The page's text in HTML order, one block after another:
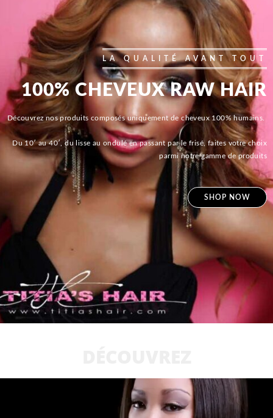
LA QUALITÉ AVANT TOUT
100% CHEVEUX RAW HAIR
Découvrez nos produits composés uniquement de cheveux 100% humains.
Du 10′ au 40′, du lisse au ondulé en passant par le frisé, faites votre choix
parmi notre gamme de produits
SHOP NOW